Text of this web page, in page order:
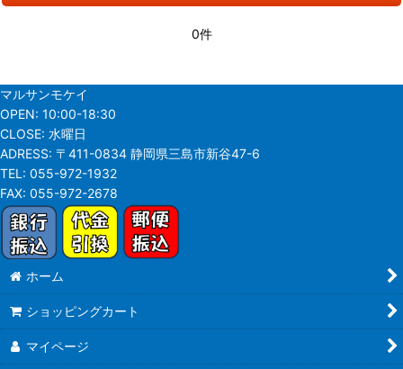
0件
マルサンモケイ
OPEN: 10:00-18:30
CLOSE: 水曜日
ADRESS: 〒411-0834 静岡県三島市新谷47-6
TEL: 055-972-1932
FAX: 055-972-2678
ホーム
ショッピングカート
マイページ